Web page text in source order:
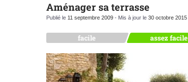
Aménager sa terrasse
Publié le 11 septembre 2009 - Mis à jour le 30 octobre 2015
facile assez facile